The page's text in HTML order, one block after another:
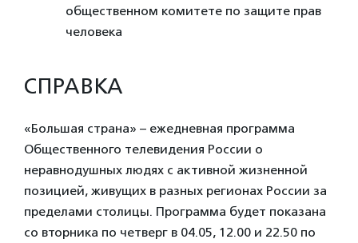
общественном комитете по защите прав
человека
СПРАВКА
«Большая страна» – ежедневная программа
Общественного телевидения России о
неравнодушных людях с активной жизненной
позицией, живущих в разных регионах России за
пределами столицы. Программа будет показана
со вторника по четверг в 04.05, 12.00 и 22.50 по